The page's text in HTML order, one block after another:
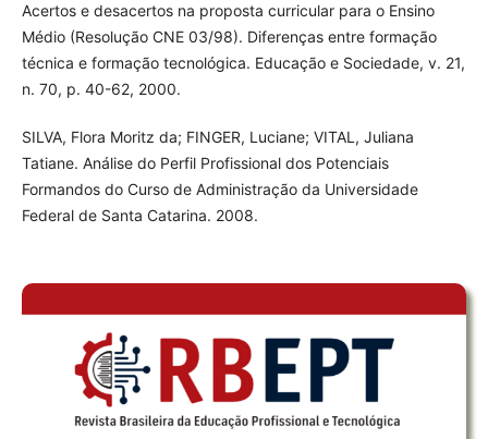
Acertos e desacertos na proposta curricular para o Ensino
Médio (Resolução CNE 03/98). Diferenças entre formação
técnica e formação tecnológica. Educação e Sociedade, v. 21,
n. 70, p. 40-62, 2000.
SILVA, Flora Moritz da; FINGER, Luciane; VITAL, Juliana
Tatiane. Análise do Perfil Profissional dos Potenciais
Formandos do Curso de Administração da Universidade
Federal de Santa Catarina. 2008.